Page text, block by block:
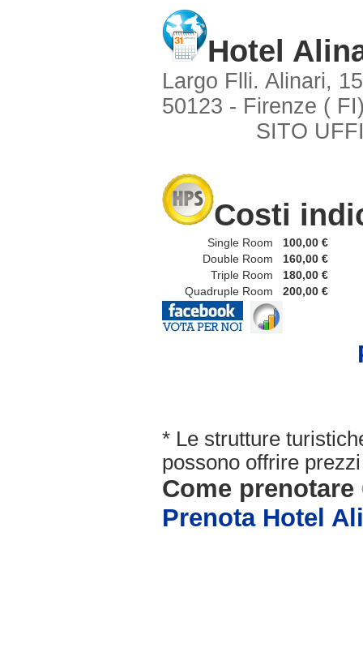
Hotel
Largo Flli. Alinari, 15
50123 - Firenze (
SITO
Costi
Single Room
100,00 €
Double Room
160,00 €
Triple Room
180,00 €
Quadruple Room
200,00 €
* Le strutture
possono offrire
Come prenotare
Prenota Hotel